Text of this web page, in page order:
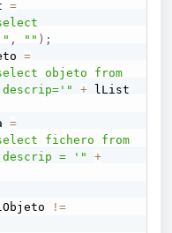
=
, "" ) ;
lObjeto
=
objeto from
descrip='"
+
=
fichero from
descrip = '"
+
!=